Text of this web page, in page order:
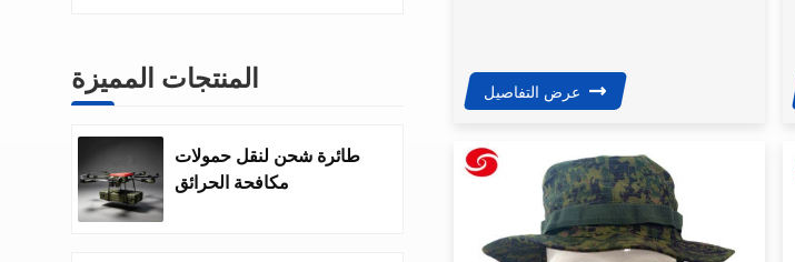
عرض التفاصيل المنتجات المميزة
طائرة شحن لنقل حمولات
مكافحة الحرائق